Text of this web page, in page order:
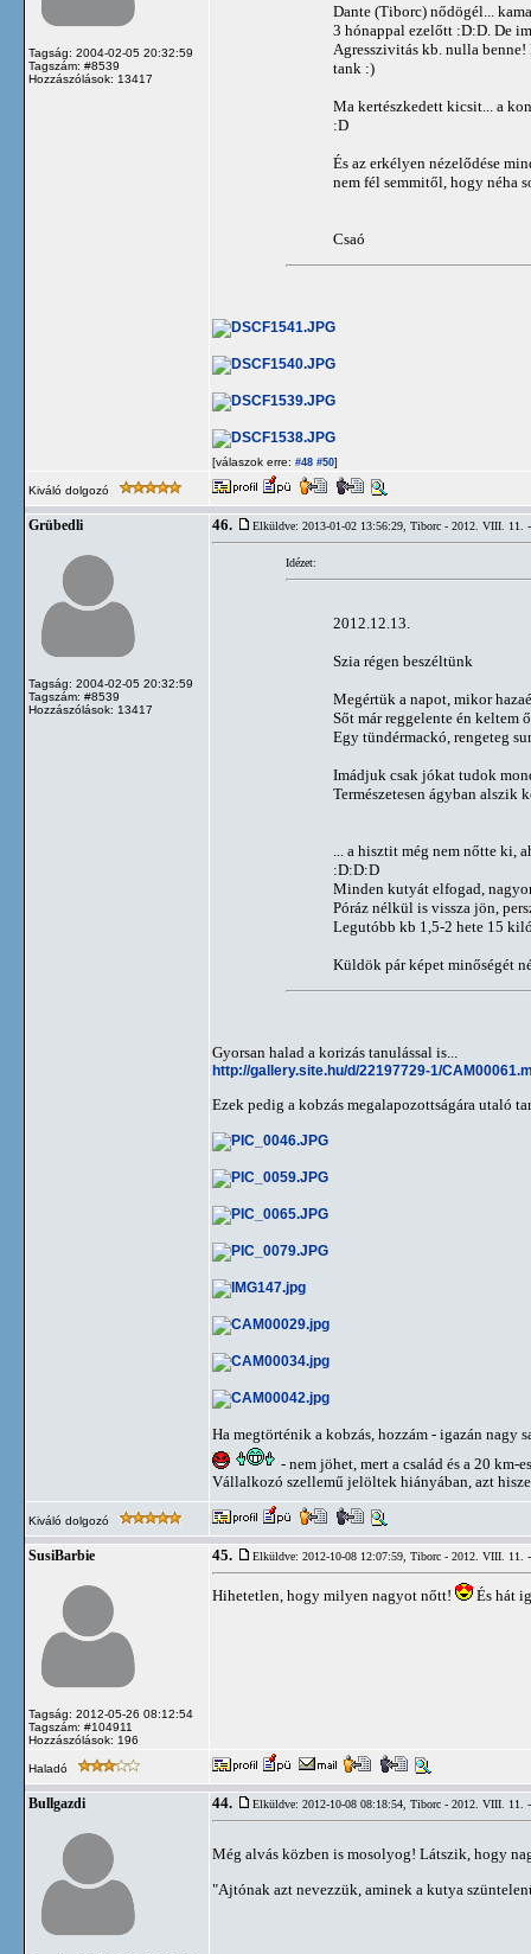
Tagság: 2004-02-05 20:32:59
Tagszám: #8539
Hozzászólások: 13417
Dante (Tiborc) nődögél...
3 hónappal ezelőtt :D:D. De
Agresszivitás kb. nulla
tank :)
Ma kertészkedett kicsit... a
:D
És az erkélyen nézelődése
nem fél semmitől, hogy néha
Csaó
[válaszok erre: #48 #50]
Kiváló dolgozó
Grübedli
Tagság: 2004-02-05 20:32:59
Tagszám: #8539
Hozzászólások: 13417
46. Elküldve: 2013-01-02 13:56:29, Tiborc - 2012. VIII. 11. -
Idézet:
2012.12.13.
Szia régen beszéltünk
Megértük a napot, mikor
Sőt már reggelente én keltem
Egy tündérmackó, rengeteg
Imádjuk csak jókat tudok
Természetesen ágyban alszik
... a hisztit még nem nőtte ki,
:D:D:D
Minden kutyát elfogad,
Póráz nélkül is vissza jön,
Legutóbb kb 1,5-2 hete 15
Küldök pár képet minőségét
Gyorsan halad a korizás tanulással is...
http://gallery.site.hu/d/22197729-1/
Ezek pedig a kobzás megalapozottságára utaló
Ha megtörténik a kobzás, hozzám - igazán nagy
- nem jöhet, mert a család és a 20 km-
Vállalkozó szellemű jelöltek hiányában, azt
Kiváló dolgozó
SusiBarbie
Tagság: 2012-05-26 08:12:54
Tagszám: #104911
Hozzászólások: 196
45. Elküldve: 2012-10-08 12:07:59, Tiborc - 2012. VIII. 11. -
Hihetetlen, hogy milyen nagyot nőtt! És hát
Haladó
Bullgazdi 44. Elküldve: 2012-10-08 08:18:54, Tiborc - 2012. VIII. 11. -
Még alvás közben is mosolyog! Látszik, hogy
"Ajtónak azt nevezzük, aminek a kutya